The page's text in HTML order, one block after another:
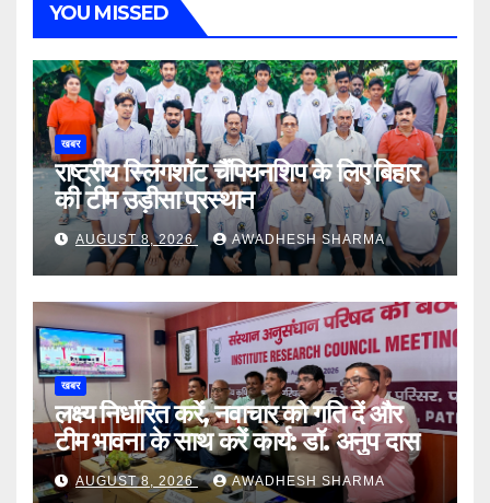
YOU MISSED
खबर
राष्ट्रीय स्लिंगशॉट चैंपियनशिप के लिए बिहार
की टीम उड़ीसा प्रस्थान
AUGUST 8, 2026 AWADHESH SHARMA
खबर
लक्ष्य निर्धारित करें, नवाचार को गति दें और
टीम भावना के साथ करें कार्य: डॉ. अनुप दास
AUGUST 8, 2026 AWADHESH SHARMA